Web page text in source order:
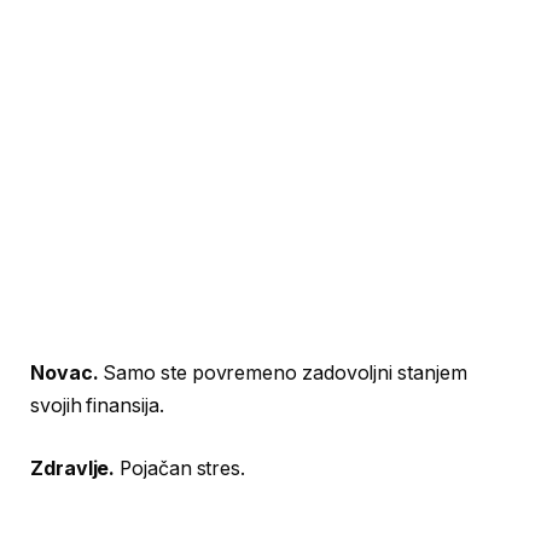
Novac. Samo ste povremeno zadovoljni stanjem
svojih finansija.
Zdravlje. Pojačan stres.